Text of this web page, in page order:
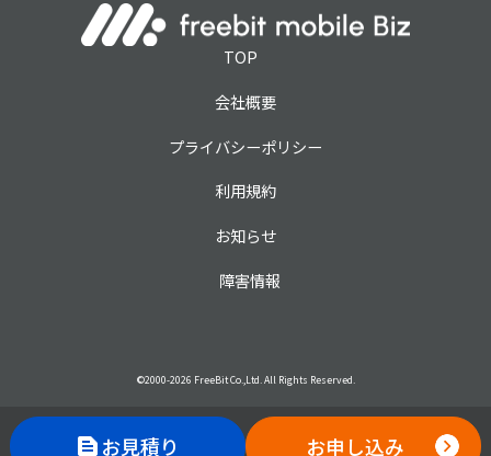
お見積り お申し込み
TOP
会社概要
プライバシーポリシー
利用規約
お知らせ
障害情報
©2000-2026 FreeBit Co.,Ltd. All Rights Reserved.